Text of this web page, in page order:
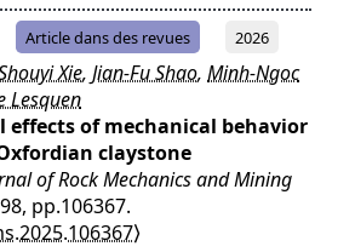
Article dans des revues 2026
Xie, Jian-Fu Shao, Minh-Ngoc
Lesquen
effects of mechanical behavior
claystone
of Rock Mechanics and Mining
pp.106367.